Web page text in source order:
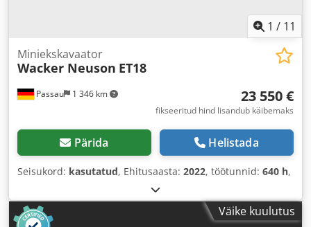
1 / 11
Passau 1 346 km
Miniekskavaator
Wacker Neuson ET18
23 550 €
fikseeritud hind lisandub käibemaks
Pärida Helistada
Seisukord: kasutatud, Ehitusaasta: 2022, töötunnid: 640 h,
Väike kuulutus